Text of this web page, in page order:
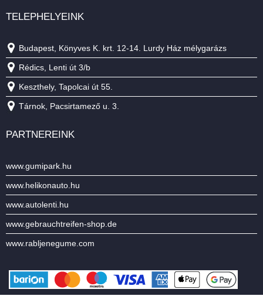
TELEPHELYEINK
Budapest, Könyves K. krt. 12-14. Lurdy Ház mélygarázs
Rédics, Lenti út 3/b
Keszthely, Tapolcai út 55.
Tárnok, Pacsirtamező u. 3.
PARTNEREINK
www.gumipark.hu
www.helikonauto.hu
www.autolenti.hu
www.gebrauchtreifen-shop.de
www.rabljenegume.com